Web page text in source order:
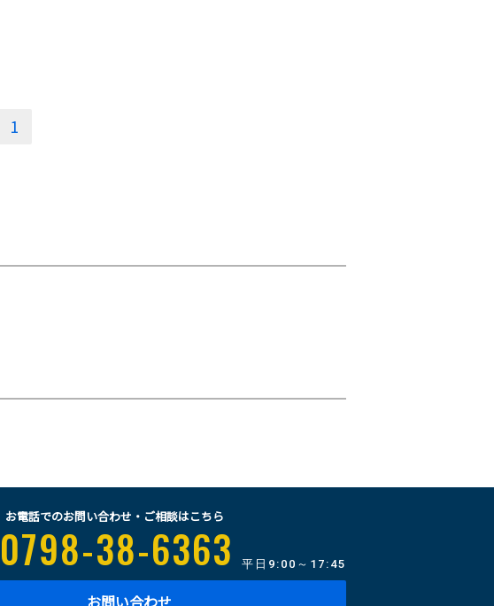
1
お電話でのお問い合わせ・ご相談はこちら
0798-38-6363 平日 9:00～17:45
お問い合わせ